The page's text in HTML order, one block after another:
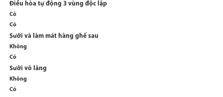
Điều hòa tự động 3 vùng độc lập
Có
Có
Sưởi và làm mát hàng ghế sau
Không
Có
Sưởi vô lăng
Không
Có